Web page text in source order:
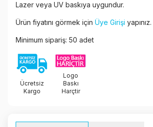
Lazer veya UV baskıya uygundur.
Ürün fiyatını görmek için Üye Girişi yapınız.
Minimum sipariş: 50 adet
Ücretsiz
Kargo
Logo
Baskı
Harçtir